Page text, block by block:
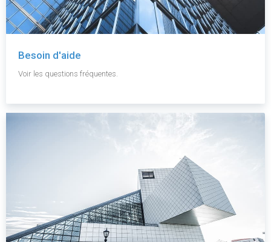
Besoin d'aide
Voir les questions fréquentes.